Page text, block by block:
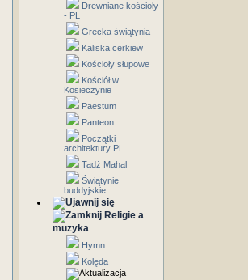
Drewniane kościoły
- PL
Grecka świątynia
Kaliska cerkiew
Kościoły słupowe
Kościół w
Kosieczynie
Paestum
Panteon
Początki
architektury PL
Tadż Mahal
Świątynie
buddyjskie
Religie a
muzyka
Hymn
Kolęda